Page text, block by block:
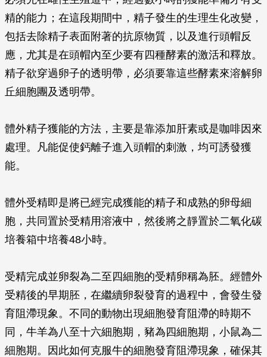
精的能力；在這段期間中，精子發生的生理生化改變，
包括去除精子表面附著的抗原物質，以及進行頭帽反
應，尤其是在頭帽內至少要有四種酵素的激活和釋放。
精子欲穿過卵子的透明帶，必須要靠這些酵素來溶解卵
丘細胞團及透明帶。
體外精子獲能的方法，主要是靠添加肝素或是咖啡因來
處理。凡能促使鈣離子進入頭帽的刺激，均可誘發獲
能。
體外受精即是將已經完成獲能的精子和成熟的卵母細
胞，共同置於受精用溶液中，然後將之靜置於二氧化碳
培養箱中培養48小時。
受精完成並卵裂為二至四細胞的受精卵稱為胚。經體外
受精後的早期胚，在繼續卵裂發育的過程中，會發生發
育阻滯現象。不同的動物出現細胞發育阻滯的時期不
同，牛羊為八至十六細胞期，豬為四細胞期，小鼠為二
細胞期。因此如何克服牛的細胞發育阻滯現象，確保其